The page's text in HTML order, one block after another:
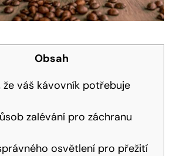
Obsah
že váš kávovník potřebuje
zalévání pro záchranu
osvětlení pro přežití